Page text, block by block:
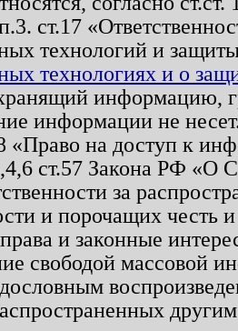
ст.17
технологий и
технологиях и о
информацию,
информации не
«Право на доступ к
ст.57 Закона РФ «О
за
и порочащих честь
и законные
свободой массовой